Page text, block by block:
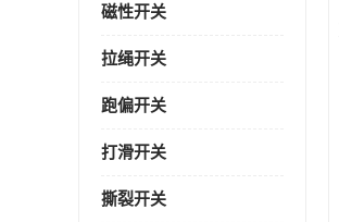
磁性开关
拉绳开关
跑偏开关
打滑开关
撕裂开关